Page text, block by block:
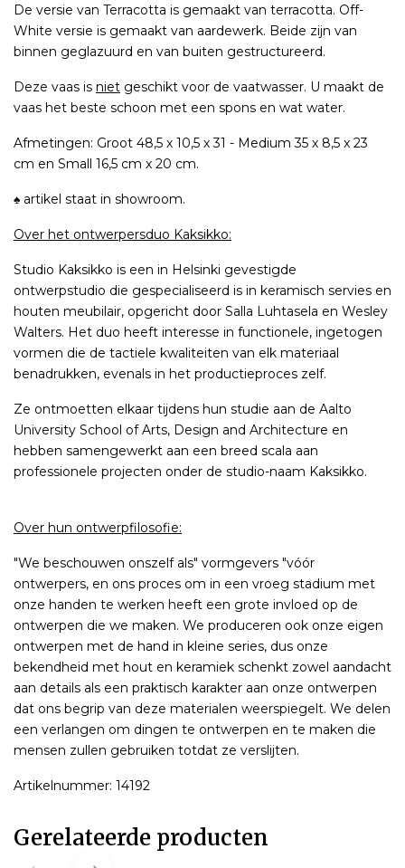
De versie van Terracotta is gemaakt van terracotta. Off-
White versie is gemaakt van aardewerk. Beide zijn van
binnen geglazuurd en van buiten gestructureerd.
Deze vaas is niet geschikt voor de vaatwasser. U maakt de
vaas het beste schoon met een spons en wat water.
Afmetingen: Groot 48,5 x 10,5 x 31 - Medium 35 x 8,5 x 23
cm en Small 16,5 cm x 20 cm.
♠ artikel staat in showroom.
Over het ontwerpersduo Kaksikko:
Studio Kaksikko is een in Helsinki gevestigde
ontwerpstudio die gespecialiseerd is in keramisch servies en
houten meubilair, opgericht door Salla Luhtasela en Wesley
Walters. Het duo heeft interesse in functionele, ingetogen
vormen die de tactiele kwaliteiten van elk materiaal
benadrukken, evenals in het productieproces zelf.
Ze ontmoetten elkaar tijdens hun studie aan de Aalto
University School of Arts, Design and Architecture en
hebben samengewerkt aan een breed scala aan
professionele projecten onder de studio-naam Kaksikko.
Over hun ontwerpfilosofie:
"We beschouwen onszelf als" vormgevers "vóór
ontwerpers, en ons proces om in een vroeg stadium met
onze handen te werken heeft een grote invloed op de
ontwerpen die we maken. We produceren ook onze eigen
ontwerpen met de hand in kleine series, dus onze
bekendheid met hout en keramiek schenkt zowel aandacht
aan details als een praktisch karakter aan onze ontwerpen
dat ons begrip van deze materialen weerspiegelt. We delen
een verlangen om dingen te ontwerpen en te maken die
mensen zullen gebruiken totdat ze verslijten.
Artikelnummer: 14192
Gerelateerde producten